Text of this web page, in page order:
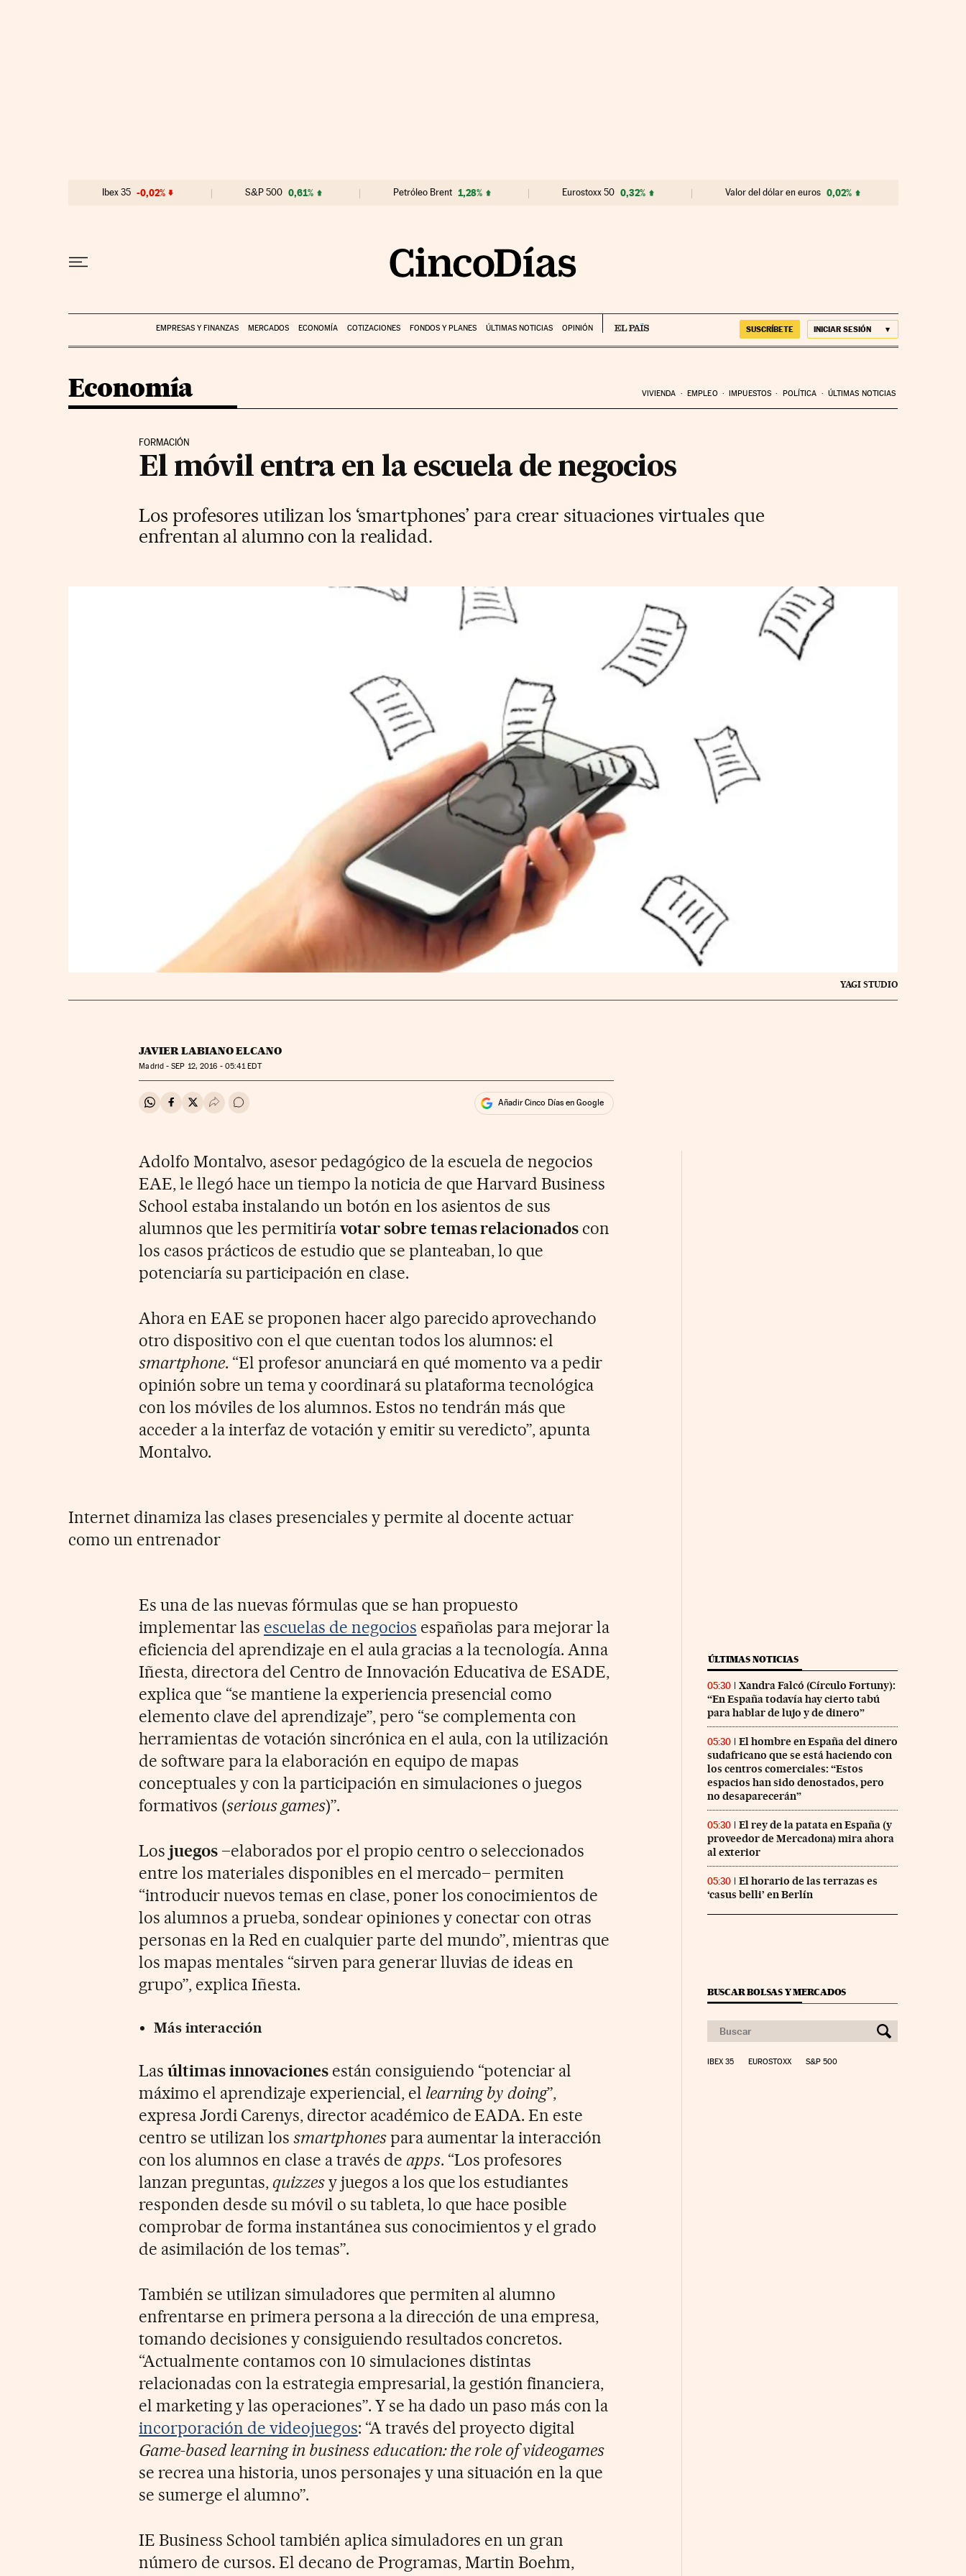
Ibex 35 -0,02% S&P 500 0,61% Petróleo Brent 1,28% Eurostoxx 50 0,32% Valor del dólar en euros 0,02%
EMPRESAS Y FINANZAS MERCADOS ECONOMÍA COTIZACIONES FONDOS Y PLANES ÚLTIMAS NOTICIAS OPINIÓN SUSCRÍBETE INICIAR SESIÓN
Economía VIVIENDA EMPLEO IMPUESTOS POLÍTICA ÚLTIMAS NOTICIAS
FORMACIÓN
El móvil entra en la escuela de negocios
Los profesores utilizan los ‘smartphones’ para crear situaciones virtuales que
enfrentan al alumno con la realidad.
YAGI STUDIO
JAVIER LABIANO ELCANO
Madrid -SEP 12, 2016 - 05:41EDT
Compartir en Whatsapp
Compartir en Facebook
Compartir en Twitter
Desplegar Redes Sociales
Ir a los comentarios Añadir Cinco Días en Google
Adolfo Montalvo, asesor pedagógico de la escuela de negocios
EAE, le llegó hace un tiempo la noticia de que Harvard Business
School estaba instalando un botón en los asientos de sus
alumnos que les permitiríavotar sobre temas relacionados con
los casos prácticos de estudio que se planteaban, lo que
potenciaría su participación en clase.
Ahora en EAE se proponen hacer algo parecido aprovechando
otro dispositivo con el que cuentan todos los alumnos: el
smartphone. “El profesor anunciará en qué momento va a pedir
opinión sobre un tema y coordinará su plataforma tecnológica
con los móviles de los alumnos. Estos no tendrán más que
acceder a la interfaz de votación y emitir su veredicto”, apunta
Montalvo.
Internet dinamiza las clases presenciales y permite al docente actuar
como un entrenador
Es una de las nuevas fórmulas que se han propuesto
implementar las escuelas de negocios españolas para mejorar la
eficiencia del aprendizaje en el aula gracias a la tecnología. Anna
Iñesta, directora del Centro de Innovación Educativa de ESADE,
explica que “se mantiene la experiencia presencial como
elemento clave del aprendizaje”, pero “se complementa con
herramientas de votación sincrónica en el aula, con la utilización
de software para la elaboración en equipo de mapas
conceptuales y con la participación en simulaciones o juegos
formativos (serious games)”.
Losjuegos –elaborados por el propio centro o seleccionados
entre los materiales disponibles en el mercado– permiten
“introducir nuevos temas en clase, poner los conocimientos de
los alumnos a prueba, sondear opiniones y conectar con otras
personas en la Red en cualquier parte del mundo”, mientras que
los mapas mentales “sirven para generar lluvias de ideas en
grupo”, explica Iñesta.
Más interacción
Lasúltimas innovacionesestán consiguiendo “potenciar al
máximo el aprendizaje experiencial, el learning by doing”,
expresa Jordi Carenys, director académico de EADA. En este
centro se utilizan los smartphonespara aumentar la interacción
con los alumnos en clase a través de apps. “Los profesores
lanzan preguntas,quizzesy juegos a los que los estudiantes
responden desde su móvil o su tableta, lo que hace posible
comprobar de forma instantánea sus conocimientos y el grado
de asimilación de los temas”.
También se utilizan simuladores que permiten al alumno
enfrentarse en primera persona a la dirección de una empresa,
tomando decisiones y consiguiendo resultados concretos.
“Actualmente contamos con 10 simulaciones distintas
relacionadas con la estrategia empresarial, la gestión financiera,
el marketing y las operaciones”. Y se ha dado un paso más con la
incorporación de videojuegos: “A través del proyecto digital
Game-based learning in business education: the role of videogames
se recrea una historia, unos personajes y una situación en la que
se sumerge el alumno”.
IE Business School también aplica simuladores en un gran
número de cursos. El decano de Programas, Martin Boehm,
ÚLTIMAS NOTICIAS
05:30
Xandra Falcó (Círculo Fortuny):
“En España todavía hay cierto tabú
para hablar de lujo y de dinero”
05:30
El hombre en España del dinero
sudafricano que se está haciendo con
los centros comerciales: “Estos
espacios han sido denostados, pero
no desaparecerán”
05:30
El rey de la patata en España (y
proveedor de Mercadona) mira ahora
al exterior
05:30
El horario de las terrazas es
‘casus belli’ en Berlín
BUSCAR BOLSAS Y MERCADOS
IBEX 35 EUROSTOXX S&P 500